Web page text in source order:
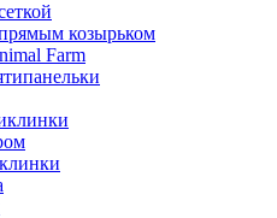
козырьком
Farm